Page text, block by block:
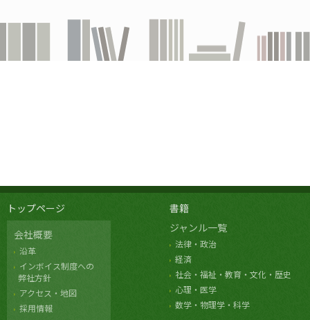
トップページ
会社概要
沿革
インボイス制度への
弊社方針
アクセス・地図
採用情報
書籍
ジャンル一覧
法律・政治
経済
社会・福祉・教育・文化・歴史
心理・医学
数学・物理学・科学